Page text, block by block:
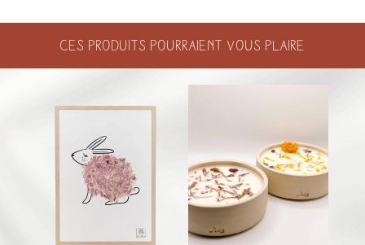
ML
Ces produits pourraient vous plaire